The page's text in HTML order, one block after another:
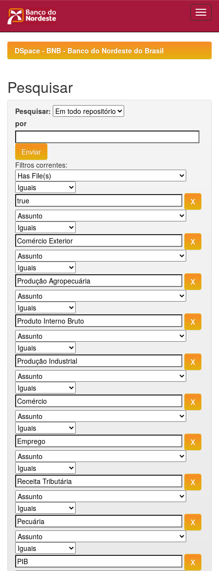
navigationDSpace - BNB - Banco do Nordeste do Brasil
Pesquisar
Pesquisar:
por
Filtros correntes: